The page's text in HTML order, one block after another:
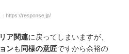
https://response.jp/
ア関連に戻ってしまいますが、
ンも 同様の意匠ですから余裕の